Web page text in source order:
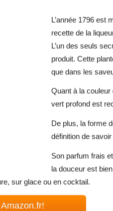
L’année 1796 est
recette de la
L’un des seuls
produit. Cette
que dans les
Quant à la couleur
vert profond est
De plus, la forme
définition de
Son parfum frais
la douceur est
sur glace ou en cocktail.